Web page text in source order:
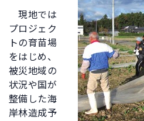
現地では
プロジェク
トの育苗場
をはじめ、
被災地域の
状況や国が
整備した海
岸林造成予